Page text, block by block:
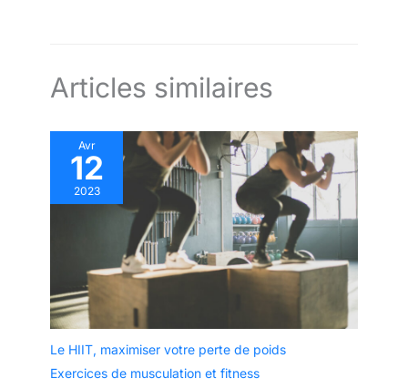
Articles similaires
Avr
12
2023
Le HIIT, maximiser votre perte de poids
Exercices de musculation et fitness